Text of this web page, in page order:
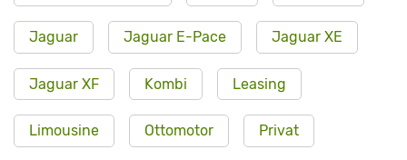
Jaguar Jaguar E-Pace Jaguar XE
Jaguar XF Kombi Leasing
Limousine Ottomotor Privat